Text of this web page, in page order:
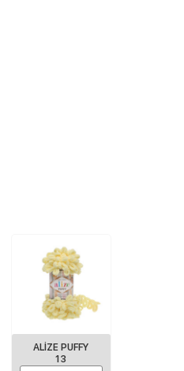
ALIZE PUFFY
13